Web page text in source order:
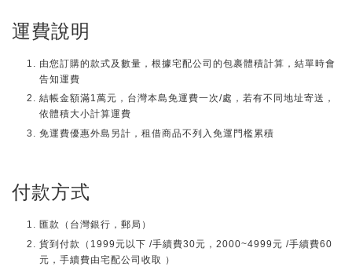
運費說明
由您訂購的款式及數量，根據宅配公司的包裹體積計算，結單時會
告知運費
結帳金額滿1萬元，台灣本島免運費一次/處，若有不同地址寄送，
依體積大小計算運費
免運費優惠外島另計，租借商品不列入免運門檻累積
付款方式
匯款（台灣銀行，郵局）
貨到付款（1999元以下 /手續費30元，2000~4999元 /手續費60
元，手續費由宅配公司收取 ）